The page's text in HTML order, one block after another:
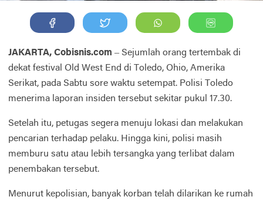
JAKARTA, Cobisnis.com – Sejumlah orang tertembak di
dekat festival Old West End di Toledo, Ohio, Amerika
Serikat, pada Sabtu sore waktu setempat. Polisi Toledo
menerima laporan insiden tersebut sekitar pukul 17.30.
Setelah itu, petugas segera menuju lokasi dan melakukan
pencarian terhadap pelaku. Hingga kini, polisi masih
memburu satu atau lebih tersangka yang terlibat dalam
penembakan tersebut.
Menurut kepolisian, banyak korban telah dilarikan ke rumah